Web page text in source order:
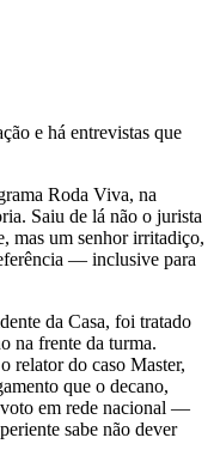
e há entrevistas que
Roda Viva, na
Saiu de lá não o jurista
mas um senhor irritadiço,
— inclusive para
da Casa, foi tratado
na frente da turma.
relator do caso Master,
que o decano,
em rede nacional —
sabe não dever